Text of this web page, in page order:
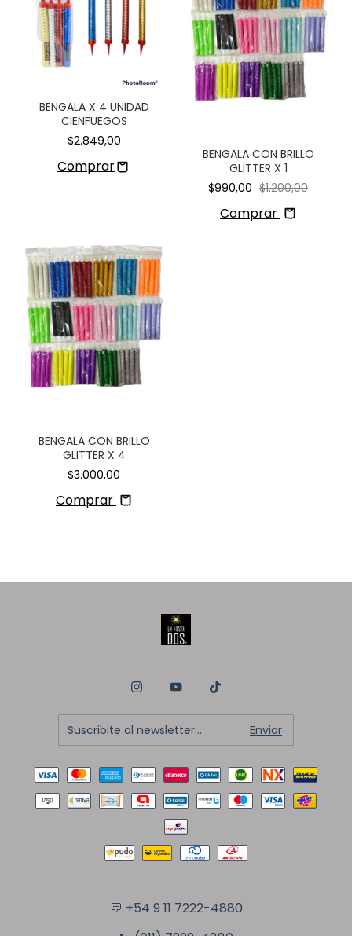
BENGALA X 4 UNIDAD
CIENFUEGOS
$2.849,00
BENGALA CON BRILLO
GLITTER X 1
$990,00 $1.200,00
Comprar
BENGALA CON BRILLO
GLITTER X 4
$3.000,00
Comprar
💬 +54 9 11 7222-4880